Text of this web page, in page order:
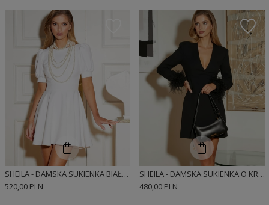
SHEILA - DAMSKA SUKIENKA BIAŁA KLASYCZNA PROSTA Z GUZIKAMI MINI 'SOFI'
520,00 PLN
SHEILA - DAMSKA SUKIENKA O KROJU MARYNARKI 'MEGAN'
480,00 PLN